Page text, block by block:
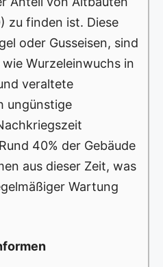
zu finden ist. Diese
oder Gusseisen, sind
Wurzeleinwuchs in
veraltete
ungünstige
40% der Gebäude
aus dieser Zeit, was
Wartung